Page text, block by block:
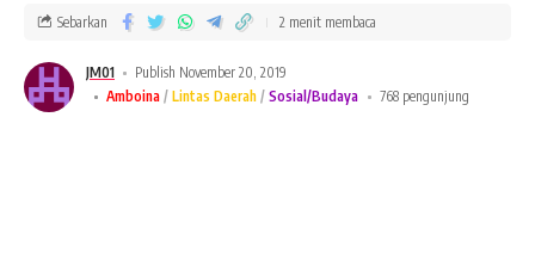
JM01
Publish November 20, 2019
Amboina
Lintas Daerah Sosial/Budaya 768 pengunjung
Sebarkan 2 menit membaca